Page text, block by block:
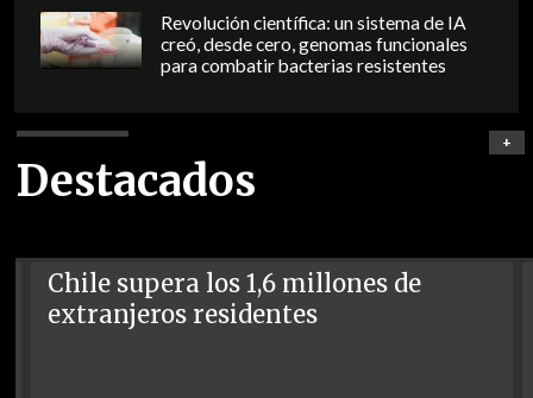
Revolución científica: un sistema de IA
creó, desde cero, genomas funcionales
para combatir bacterias resistentes
Destacados
+
Chile supera los 1,6 millones de
extranjeros residentes